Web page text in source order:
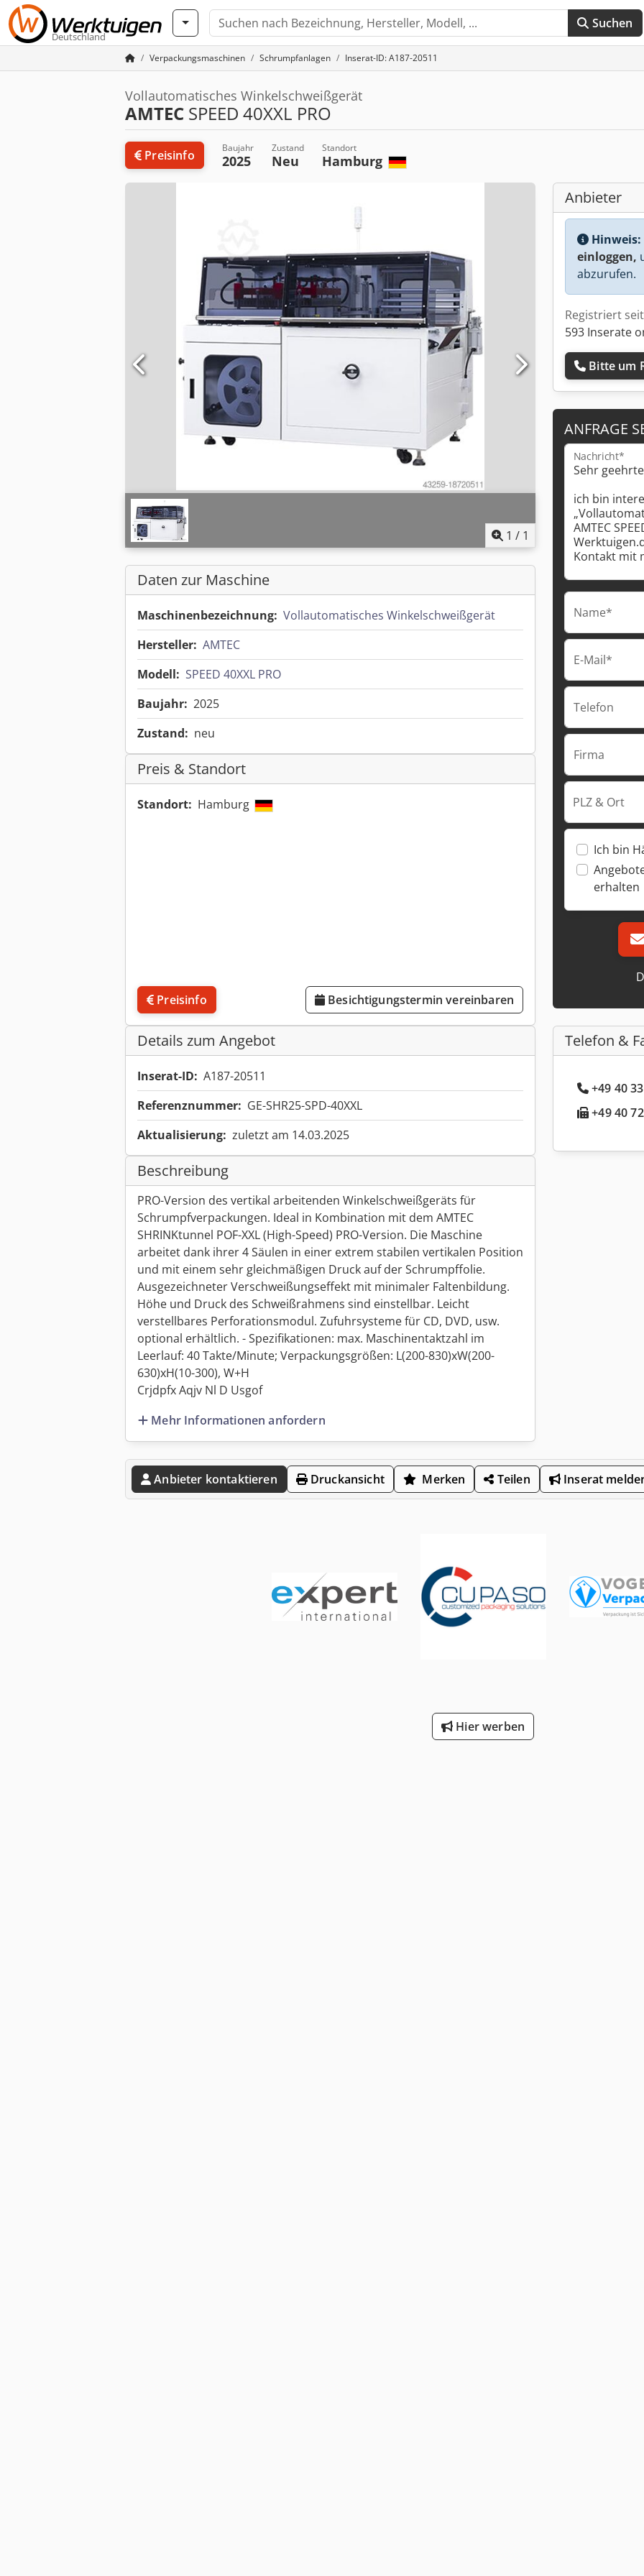
Deutschland
Suchen
Verpackungsmaschinen Schrumpfanlagen Inserat-ID: A187-20511
Vollautomatisches Winkelschweißgerät
AMTEC SPEED 40XXL PRO
Preisinfo Baujahr
2025
Zustand
Neu
Standort
Hamburg
1 / 1
Daten zur Maschine
Maschinenbezeichnung: Vollautomatisches Winkelschweißgerät
Hersteller: AMTEC
Modell: SPEED 40XXL PRO
Baujahr: 2025
Zustand: neu
Preis & Standort
Standort: Hamburg
Preisinfo Besichtigungstermin vereinbaren
Details zum Angebot
Inserat-ID: A187-20511
Referenznummer: GE-SHR25-SPD-40XXL
Aktualisierung: zuletzt am 14.03.2025
Beschreibung
PRO-Version des vertikal arbeitenden Winkelschweißgeräts für
Schrumpfverpackungen. Ideal in Kombination mit dem AMTEC
SHRINKtunnel POF-XXL (High-Speed) PRO-Version. Die Maschine
arbeitet dank ihrer 4 Säulen in einer extrem stabilen vertikalen Position
und mit einem sehr gleichmäßigen Druck auf der Schrumpffolie.
Ausgezeichneter Verschweißungseffekt mit minimaler Faltenbildung.
Höhe und Druck des Schweißrahmens sind einstellbar. Leicht
verstellbares Perforationsmodul. Zufuhrsysteme für CD, DVD, usw.
optional erhältlich. - Spezifikationen: max. Maschinentaktzahl im
Leerlauf: 40 Takte/Minute; Verpackungsgrößen: L(200-830)xW(200-
630)xH(10-300), W+H
Crjdpfx Aqjv Nl D Usgof
Mehr Informationen anfordern
Anbieter
Hinweis:
einloggen,
abzurufen.
Registriert
593 Inserate
Bitte um
ANFRAGE
Nachricht*
Name*
E-Mail*
Telefon
Firma
PLZ & Ort
Ich bin
erhalten
Telefon &
+49 40
+49 40
Anbieter kontaktieren Druckansicht Merken Teilen Inserat
Hier werben